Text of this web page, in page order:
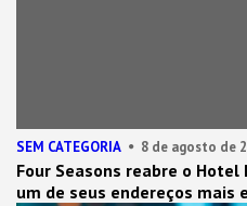
SEM CATEGORIA 8 de agosto de
Four Seasons reabre o
um de seus endereços mais